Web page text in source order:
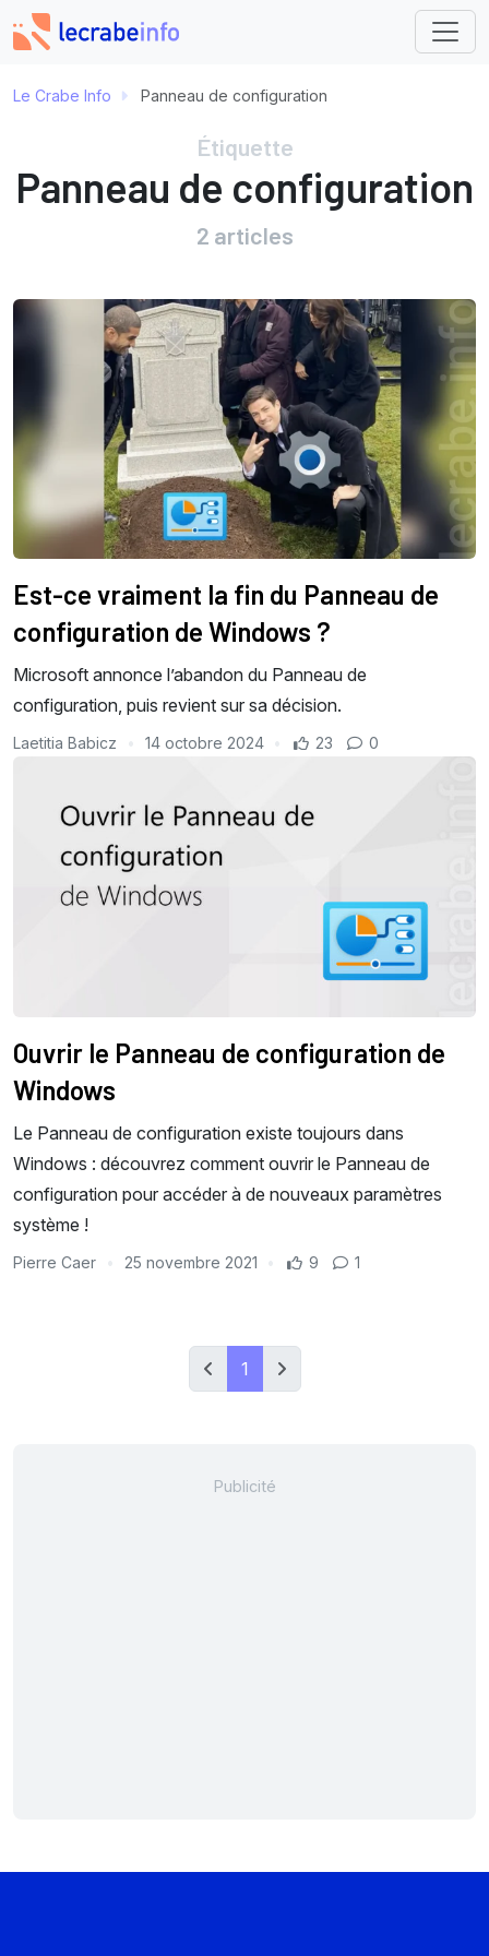
Le Crabe Info Panneau de configuration
Étiquette
Panneau de configuration
2 articles
Est-ce vraiment la fin du Panneau de
configuration de Windows ?
Microsoft annonce l’abandon du Panneau de
configuration, puis revient sur sa décision.
Laetitia Babicz 14 octobre 2024 23 0
Ouvrir le Panneau de configuration de
Windows
Le Panneau de configuration existe toujours dans
Windows : découvrez comment ouvrir le Panneau de
configuration pour accéder à de nouveaux paramètres
système !
Pierre Caer 25 novembre 2021 9 1
1